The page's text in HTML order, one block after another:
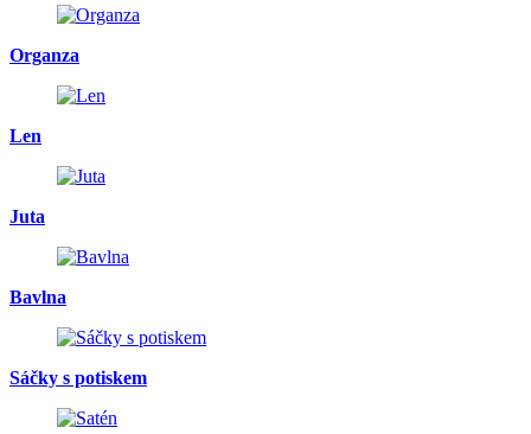
Organza
Len
Juta
Bavlna
Sáčky s potiskem